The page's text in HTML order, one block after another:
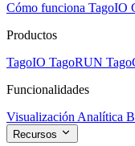
Cómo funciona TagoIO
Productos
TagoIO TagoRUN
Funcionalidades
Visualización Analítica
Recursos